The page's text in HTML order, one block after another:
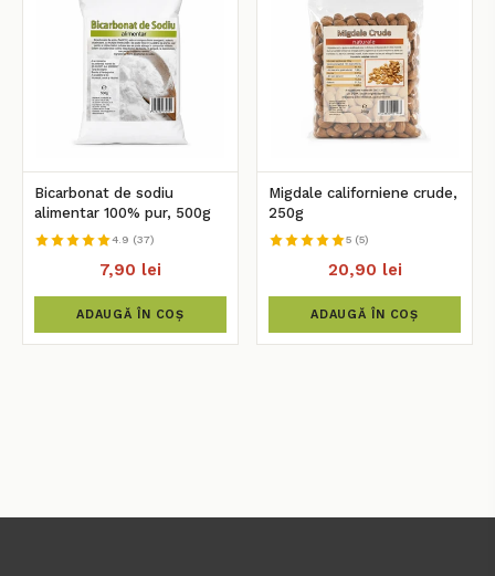
Bicarbonat de sodiu
alimentar 100% pur, 500g
4.9 (37)
7,90 lei
ADAUGĂ ÎN COȘ
Migdale californiene crude,
250g
5 (5)
20,90 lei
ADAUGĂ ÎN COȘ